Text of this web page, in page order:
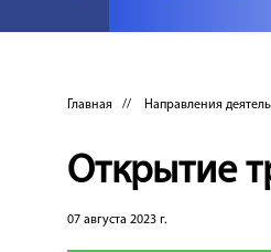
Главная // Направления
Открытие
07 августа 2023 г.